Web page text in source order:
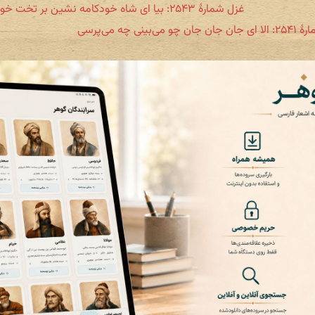
غزل شمارهٔ ۲۵۴۳: بیا ای شاه خودکامه نشین بر تخت خودکامی
چه می‌پرسی